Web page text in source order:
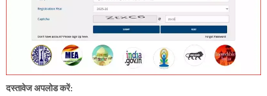
दस्तावेज अपलोड करें: